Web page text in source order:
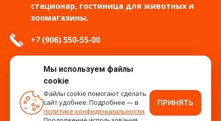
стационар, гостиница для животных и
зоомагазины.
+7 (906) 550-55-00
info.tver@bars-vet.ru
время работы
Мы используем файлы
cookie
Файлы cookie помогают сделать
сайт удобнее. Подробнее — в
политике конфиденциальности.
ПРИНЯТЬ